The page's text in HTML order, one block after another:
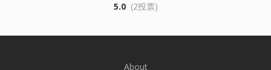
5.0 (2投票)
About